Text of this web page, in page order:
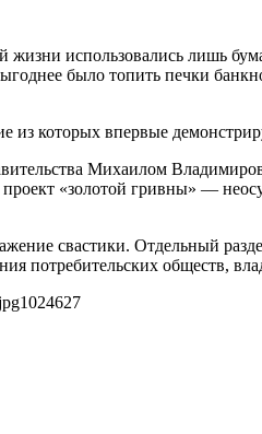
жизни использовались лишь
было топить печки
из которых впервые
Михаилом
«золотой гривны» —
свастики. Отдельный
потребительских обществ,
1024627